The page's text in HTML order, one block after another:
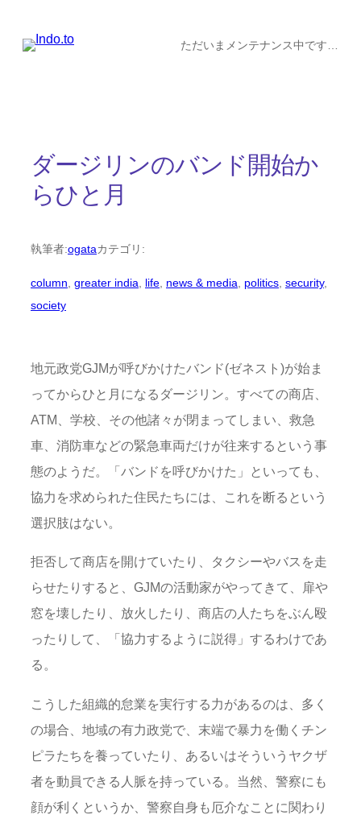
ただいまメンテナンス中です…
ダージリンのバンド開始か
らひと月
執筆者:ogataカテゴリ:
column, greater india, life, news & media, politics, security
society
地元政党GJMが呼びかけたバンド(ゼネスト)が始ま
ってからひと月になるダージリン。すべての商店、
ATM、学校、その他諸々が閉まってしまい、救急
車、消防車などの緊急車両だけが往来するという事
態のようだ。「バンドを呼びかけた」といっても、
協力を求められた住民たちには、これを断るという
選択肢はない。
拒否して商店を開けていたり、タクシーやバスを走
らせたりすると、GJMの活動家がやってきて、扉や
窓を壊したり、放火したり、商店の人たちをぶん殴
ったりして、「協力するように説得」するわけであ
る。
こうした組織的怠業を実行する力があるのは、多く
の場合、地域の有力政党で、末端で暴力を働くチン
ピラたちを養っていたり、あるいはそういうヤクザ
者を動員できる人脈を持っている。当然、警察にも
顔が利くというか、警察自身も厄介なことに関わり